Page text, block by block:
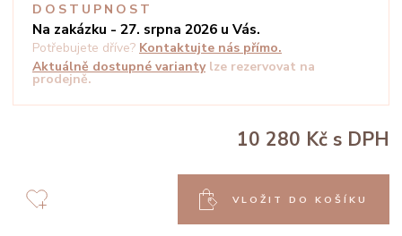
DOSTUPNOST
Na zakázku - 27. srpna 2026 u Vás.
Potřebujete dříve? Kontaktujte nás přímo.
Aktuálně dostupné varianty lze rezervovat na
prodejně.
10 280 Kč s DPH
VLOŽIT DO KOŠÍKU